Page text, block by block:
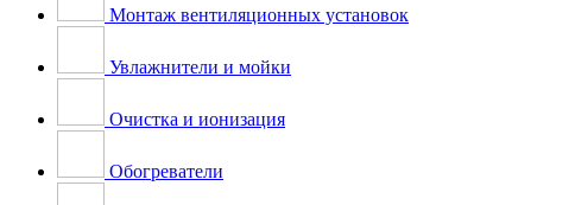
Монтаж вентиляционных установок
Увлажнители и мойки
Очистка и ионизация
Обогреватели